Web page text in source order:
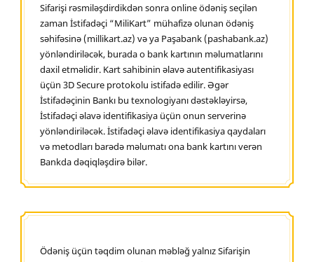
Sifarişi rəsmiləşdirdikdən sonra online ödəniş seçilən
zaman İstifadəçi “MiliKart” mühafizə olunan ödəniş
səhifəsinə (millikart.az) və ya Paşabank (pashabank.az)
yönləndiriləcək, burada o bank kartının məlumatlarını
daxil etməlidir. Kart sahibinin əlavə autentifikasiyası
üçün 3D Secure protokolu istifadə edilir. Əgər
İstifadəçinin Bankı bu texnologiyanı dəstəkləyirsə,
İstifadəçi əlavə identifikasiya üçün onun serverinə
yönləndiriləcək. İstifadəçi əlavə identifikasiya qaydaları
və metodları barədə məlumatı ona bank kartını verən
Bankda dəqiqləşdirə bilər.
Ödəniş üçün təqdim olunan məbləğ yalnız Sifarişin